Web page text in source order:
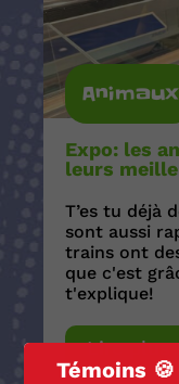
Animaux
Expo: les
leurs
T’es tu déjà
sont aussi
trains ont
que c'est
t'explique!
Lire plus
Témoins 🍪